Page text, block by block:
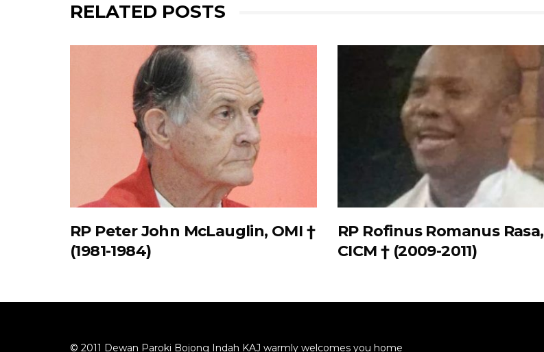
RELATED POSTS
RP Peter John McLauglin, OMI †
(1981-1984)
RP Rofinus Romanus Rasa,
CICM † (2009-2011)
© 2011 Dewan Paroki Bojong Indah KAJ warmly welcomes you home